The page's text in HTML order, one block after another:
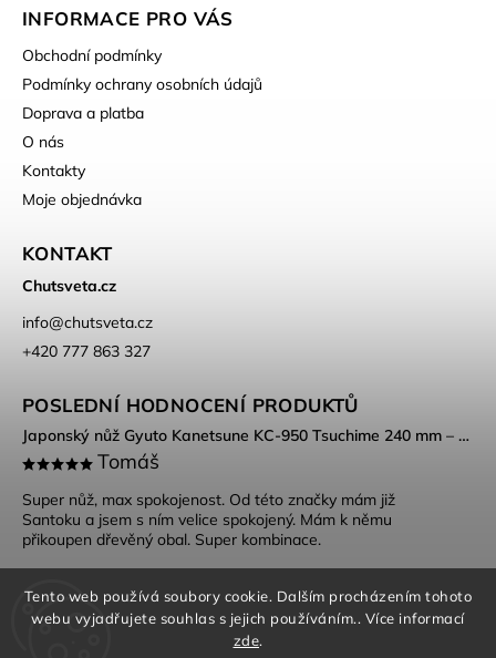
Tento web používá soubory cookie. Dalším procházením tohoto
webu vyjadřujete souhlas s jejich používáním.. Více informací
zde.
INFORMACE PRO VÁS
Obchodní podmínky
Podmínky ochrany osobních údajů
Doprava a platba
O nás
Kontakty
Moje objednávka
KONTAKT
Chutsveta.cz
info@chutsveta.cz
+420 777 863 327
POSLEDNÍ HODNOCENÍ PRODUKTŮ
Japonský nůž Gyuto Kanetsune KC-950 Tsuchime 240 mm – DSR-1K6 ocel, Tsuchime povrch
Tomáš
Super nůž, max spokojenost. Od této značky mám již
Santoku a jsem s ním velice spokojený. Mám k němu
přikoupen dřevěný obal. Super kombinace.